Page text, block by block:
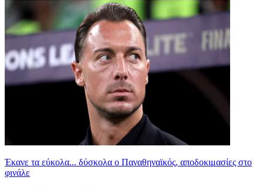
Έκανε τα εύκολα... δύσκολα ο Παναθηναϊκός, αποδοκιμασίες στο
φινάλε